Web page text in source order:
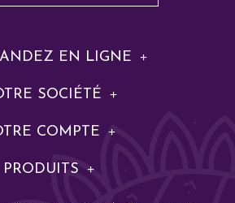
EN LIGNE
SOCIÉTÉ
COMPTE
PRODUITS